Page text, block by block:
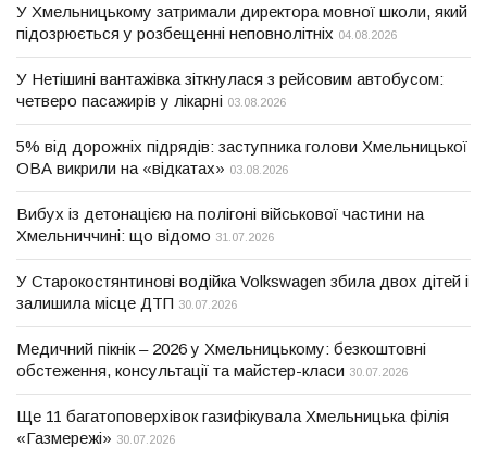
У Хмельницькому затримали директора мовної школи, який
підозрюється у розбещенні неповнолітніх 04.08.2026
У Нетішині вантажівка зіткнулася з рейсовим автобусом:
четверо пасажирів у лікарні 03.08.2026
5% від дорожніх підрядів: заступника голови Хмельницької
ОВА викрили на «відкатах» 03.08.2026
Вибух із детонацією на полігоні військової частини на
Хмельниччині: що відомо 31.07.2026
У Старокостянтинові водійка Volkswagen збила двох дітей і
залишила місце ДТП 30.07.2026
Медичний пікнік – 2026 у Хмельницькому: безкоштовні
обстеження, консультації та майстер-класи 30.07.2026
Ще 11 багатоповерхівок газифікувала Хмельницька філія
«Газмережі» 30.07.2026